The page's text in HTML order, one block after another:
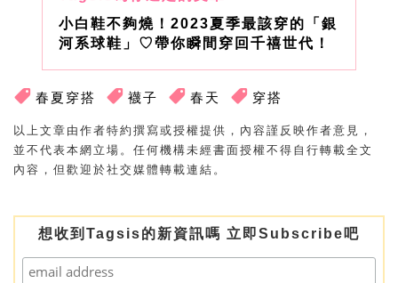
小白鞋不夠燒！2023夏季最該穿的「銀
河系球鞋」♡帶你瞬間穿回千禧世代！
春夏穿搭 襪子 春天 穿搭
以上文章由作者特約撰寫或授權提供，內容謹反映作者意見，
並不代表本網立場。任何機構未經書面授權不得自行轉載全文
內容，但歡迎於社交媒體轉載連結。
想收到Tagsis的新資訊嗎 立即Subscribe吧